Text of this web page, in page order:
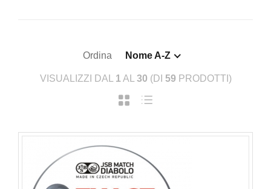
Ordina Nome A-Z
VISUALIZZI DAL 1 AL 30 (DI 59 PRODOTTI)